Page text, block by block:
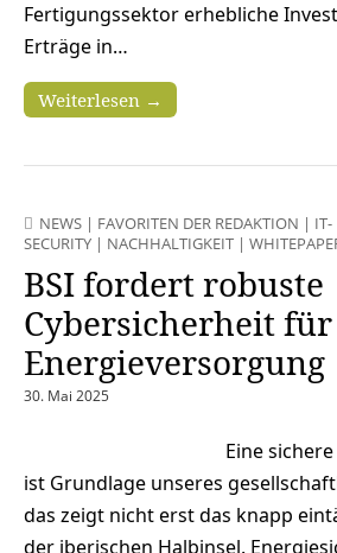
Fertigungssektor erhebliche
Erträge in…
Weiterlesen →
NEWS | FAVORITEN DER REDAKTION | IT-
SECURITY | NACHHALTIGKEIT |
BSI fordert robuste
Cybersicherheit
Energieversorgung
30. Mai 2025
Eine
ist Grundlage unseres
das zeigt nicht erst das knapp
der iberischen Halbinsel.